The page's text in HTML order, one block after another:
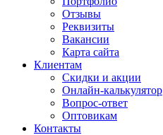
Отзывы
Реквизиты
Вакансии
Карта сайта
Клиентам
Скидки и акции
Онлайн-калькулятор
Вопрос-ответ
Оптовикам
Контакты